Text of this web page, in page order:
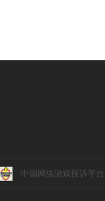
中国网络游戏投诉平台